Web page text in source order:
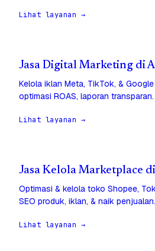
Lihat layanan →
Jasa Digital Marketing di
Kelola iklan Meta, TikTok, &
optimasi ROAS, laporan transparan.
Lihat layanan →
Jasa Kelola Marketplace
Optimasi & kelola toko Shopee,
SEO produk, iklan, & naik penjualan.
Lihat layanan →